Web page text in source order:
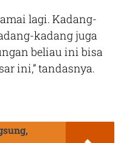
lagi. Kadang-
kadang juga
beliau ini bisa
ini,” tandasnya.